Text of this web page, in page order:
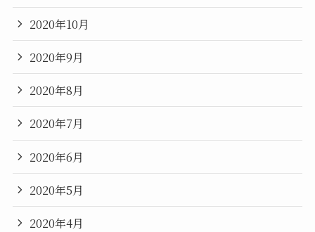
2020年10月
2020年9月
2020年8月
2020年7月
2020年6月
2020年5月
2020年4月